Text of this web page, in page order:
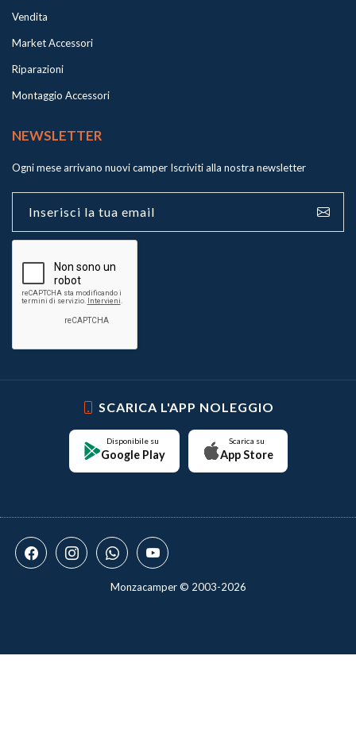
Vendita
Market Accessori
Riparazioni
Montaggio Accessori
NEWSLETTER
Ogni mese arrivano nuovi camper Iscriviti alla nostra newsletter
SCARICA L'APP NOLEGGIO
Disponibile su
Google Play
Scarica su
App Store
Monzacamper © 2003-2026